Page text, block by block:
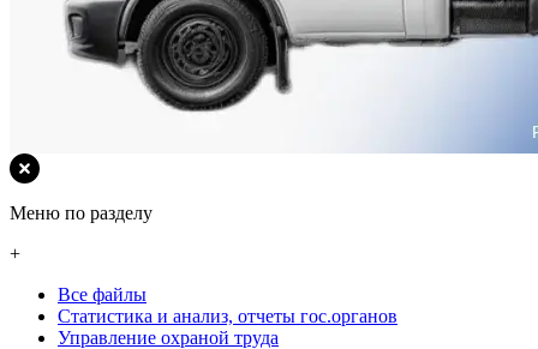
Меню по разделу
+
Все файлы
Статистика и анализ, отчеты гос.органов
Управление охраной труда